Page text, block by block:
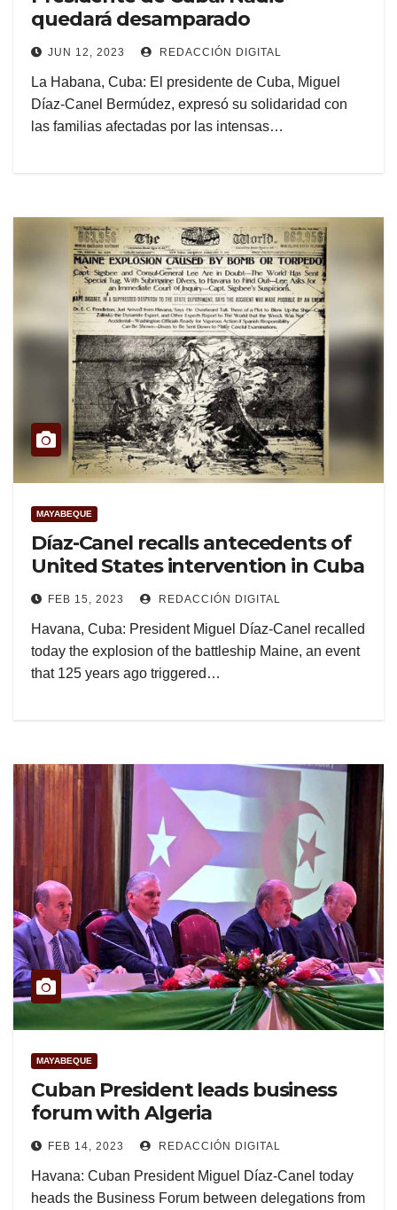
quedará desamparado
JUN 12, 2023 REDACCIÓN DIGITAL
La Habana, Cuba: El presidente de Cuba, Miguel
Díaz-Canel Bermúdez, expresó su solidaridad con
las familias afectadas por las intensas…
MAYABEQUE
Díaz-Canel recalls antecedents of
United States intervention in Cuba
FEB 15, 2023 REDACCIÓN DIGITAL
Havana, Cuba: President Miguel Díaz-Canel recalled
today the explosion of the battleship Maine, an event
that 125 years ago triggered…
MAYABEQUE
Cuban President leads business
forum with Algeria
FEB 14, 2023 REDACCIÓN DIGITAL
Havana: Cuban President Miguel Díaz-Canel today
heads the Business Forum between delegations from